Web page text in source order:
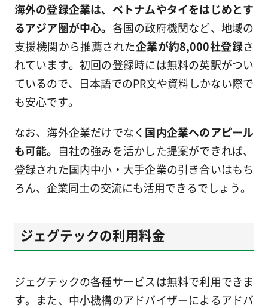
海外の登録企業は、ベトナムやタイをはじめとす
るアジア圏が中心。 各国の政府機関など、地域の
支援機関から推薦された企業が約8,000社登録さ
れています。初回の登録時には無料の英訳がつい
ているので、日本語でのPR文や資料しかない際で
も安心です。
なお、海外企業だけでなく 国内企業へのアピール
も可能。 自社の強みを活かした提案ができれば、
登録された国内中小・大手企業の引き合いはもち
ろん、企業同士の交流にも活用できるでしょう。
ジェグテックの利用料金
ジェグテックの各種サービスは無料で利用できま
す。また、中小機構のアドバイザーによるアドバ